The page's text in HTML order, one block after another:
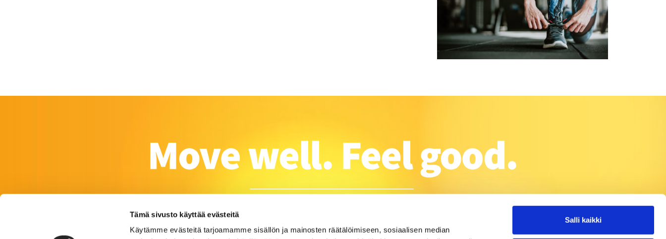
Tämä sivusto käyttää evästeitä
Käytämme evästeitä tarjoamamme sisällön ja mainosten räätälöimiseen, sosiaalisen median
Salli kaikki